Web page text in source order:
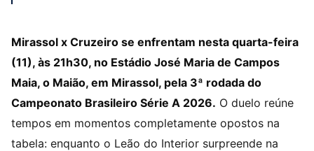
Mirassol x Cruzeiro se enfrentam nesta quarta-feira
(11), às 21h30, no Estádio José Maria de Campos
Maia, o Maião, em Mirassol, pela 3ª rodada do
Campeonato Brasileiro Série A 2026. O duelo reúne
tempos em momentos completamente opostos na
tabela: enquanto o Leão do Interior surpreende na